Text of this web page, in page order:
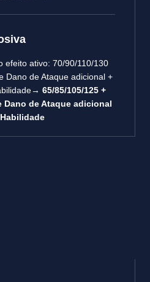
efeito ativo: 70/90/110/130
Dano de Ataque adicional +
65/85/105/125 +
Dano de Ataque adicional